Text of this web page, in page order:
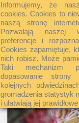
Informujemy, że
cookies. Cookies to
naszą stronę
Pozwalają naszej
preferencje i
Cookies zapamiętuje,
nich robisz. Może
Taki mechanizm
dopasowanie
kolejnych
gromadzenia statystyk
i ułatwiają jej
